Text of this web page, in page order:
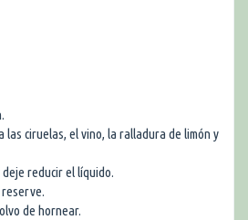
las ciruelas, el vino, la ralladura de limón y
reducir el líquido.
de hornear.